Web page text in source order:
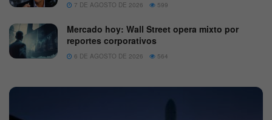
7 DE AGOSTO DE 2026 599
Mercado hoy: Wall Street opera mixto por
reportes corporativos
6 DE AGOSTO DE 2026 564